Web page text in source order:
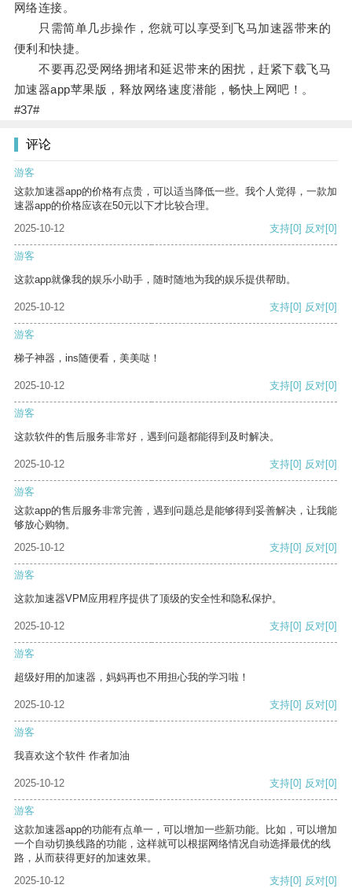
网络连接。
只需简单几步操作，您就可以享受到飞马加速器带来的
便利和快捷。
不要再忍受网络拥堵和延迟带来的困扰，赶紧下载飞马
加速器app苹果版，释放网络速度潜能，畅快上网吧！。
#37#
评论
游客
这款加速器app的价格有点贵，可以适当降低一些。我个人觉得，一款加
速器app的价格应该在50元以下才比较合理。
2025-10-12
支持[0] 反对[0]
游客
这款app就像我的娱乐小助手，随时随地为我的娱乐提供帮助。
2025-10-12 支持[0] 反对[0]
游客
梯子神器，ins随便看，美美哒！
2025-10-12 支持[0] 反对[0]
游客
这款软件的售后服务非常好，遇到问题都能得到及时解决。
2025-10-12 支持[0] 反对[0]
游客
这款app的售后服务非常完善，遇到问题总是能够得到妥善解决，让我能
够放心购物。
2025-10-12
支持[0] 反对[0]
游客
这款加速器VPM应用程序提供了顶级的安全性和隐私保护。
2025-10-12 支持[0] 反对[0]
游客
超级好用的加速器，妈妈再也不用担心我的学习啦！
2025-10-12 支持[0] 反对[0]
游客
我喜欢这个软件 作者加油
2025-10-12 支持[0] 反对[0]
游客
这款加速器app的功能有点单一，可以增加一些新功能。比如，可以增加
一个自动切换线路的功能，这样就可以根据网络情况自动选择最优的线
路，从而获得更好的加速效果。
2025-10-12
支持[0] 反对[0]